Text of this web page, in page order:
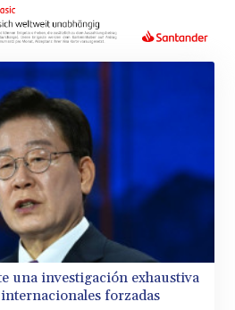
TJS 10.633568
TMT 4.058036
TND 3.386358
TRY 55.144784
TTD 7.812903
TWD 37.286072
TZS
3051.762079
UAH 51.625959
UGX
4293.946644
USD 1.156136
UYU 46.399423
UZS
13785.828699
una investigación exhaustiva
forzadas